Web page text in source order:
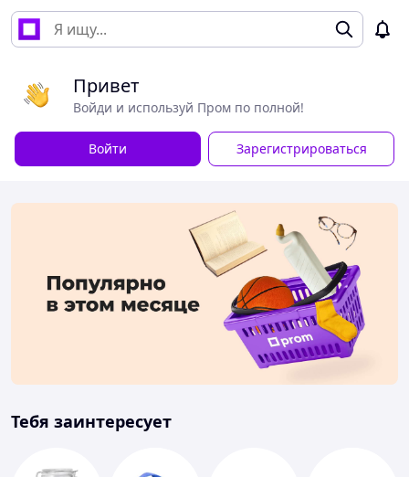
Привет
Войди и используй Пром по полной!
Войти Зарегистрироваться
Тебя заинтересует